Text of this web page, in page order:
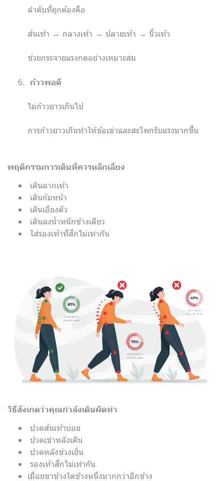
ลำดับที่ถูกต้องคือ
ส้นเท้า → กลางเท้า → ปลายเท้า → นิ้วเท้า
ช่วยกระจายแรงกดอย่างเหมาะสม
ก้าวพอดี
ไม่ก้าวยาวเกินไป
การก้าวยาวเกินทำให้ข้อเข่าและสะโพกรับแรงมากขึ้น
พฤติกรรมการเดินที่ควรหลีกเลี่ยง
เดินลากเท้า
เดินก้มหน้า
เดินเอียงตัว
เดินลงน้ำหนักข้างเดียว
ใส่รองเท้าที่สึกไม่เท่ากัน
วิธีสังเกตว่าคุณกำลังเดินผิดท่า
ปวดส้นเท้าบ่อย
ปวดเข่าหลังเดิน
ปวดหลังช่วงเย็น
รองเท้าสึกไม่เท่ากัน
เมื่อยขาข้างใดข้างหนึ่งมากกว่าอีกข้าง